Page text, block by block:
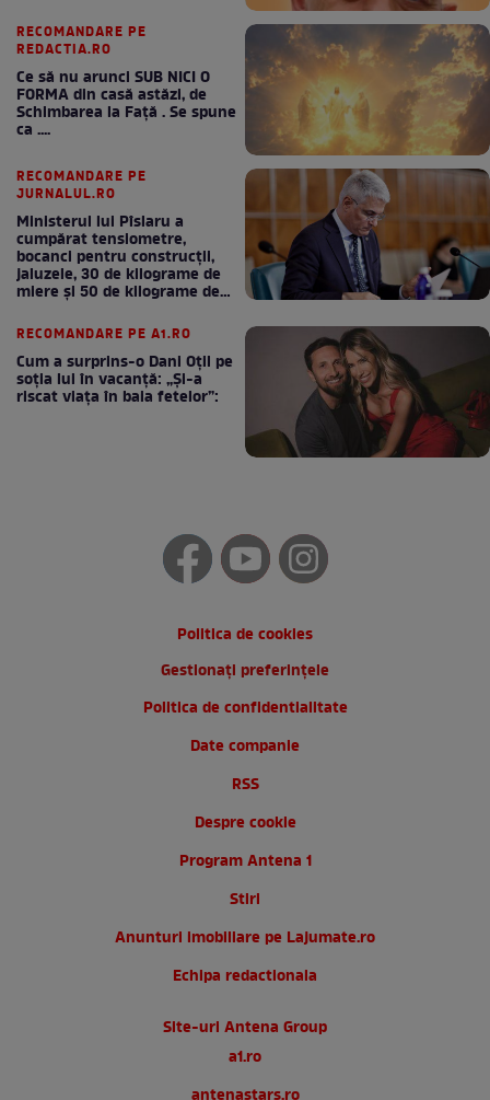
RECOMANDARE PE
REDACTIA.RO
Ce să nu arunci SUB NICI O
FORMA din casă astăzi, de
Schimbarea la Față . Se spune
ca ....
RECOMANDARE PE
JURNALUL.RO
Ministerul lui Pîslaru a
cumpărat tensiometre,
bocanci pentru construcții,
jaluzele, 30 de kilograme de
miere și 50 de kilograme de
RECOMANDARE PE A1.RO
Cum a surprins-o Dani Oțil pe
soția lui în vacanță: „Și-a
riscat viața în baia fetelor”:
Politica de cookies
Gestionați preferințele
Politica de confidentialitate
Date companie
RSS
Despre cookie
Program Antena 1
Stiri
Anunturi imobiliare pe Lajumate.ro
Echipa redactionala
Site-uri Antena Group
a1.ro